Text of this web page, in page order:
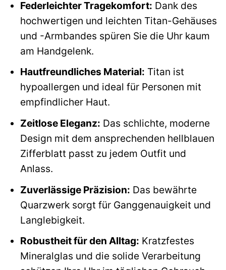
Federleichter Tragekomfort: Dank des
hochwertigen und leichten Titan-Gehäuses
und -Armbandes spüren Sie die Uhr kaum
am Handgelenk.
Hautfreundliches Material: Titan ist
hypoallergen und ideal für Personen mit
empfindlicher Haut.
Zeitlose Eleganz: Das schlichte, moderne
Design mit dem ansprechenden hellblauen
Zifferblatt passt zu jedem Outfit und
Anlass.
Zuverlässige Präzision: Das bewährte
Quarzwerk sorgt für Ganggenauigkeit und
Langlebigkeit.
Robustheit für den Alltag: Kratzfestes
Mineralglas und die solide Verarbeitung